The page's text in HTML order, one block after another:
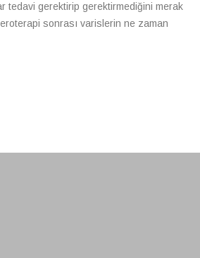
tedavi gerektirip gerektirmediğini merak
sonrası varislerin ne zaman